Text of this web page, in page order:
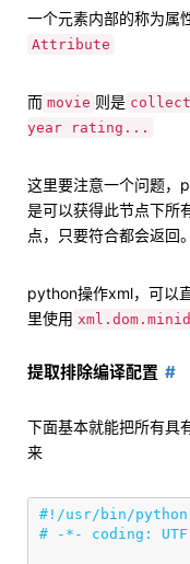
一个元素内部的称为属
Attribute
而 movie 则是
year rating...
这里要注意一个问题，
是可以获得此节点下所
点，只要符合都会返回。
python操作xml，可以
里使用
提取排除编译配置
下面基本就能把所有具
来
#!/usr/bin/python